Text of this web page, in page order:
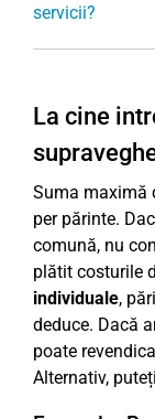
servicii?
La cine
Suma maximă
per părinte.
comună, nu
plătit costurile
individuale,
deduce. Dacă
poate
Alternativ,